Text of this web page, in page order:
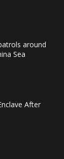
around
Sea
After